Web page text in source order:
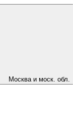
Москва и моск. обл.